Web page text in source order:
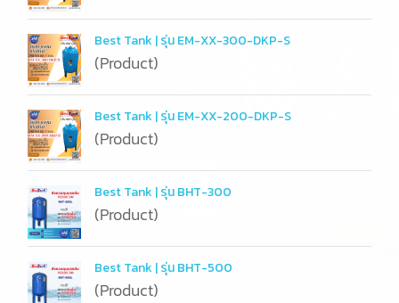
Best Tank | รุ่น EM-XX-300-DKP-S
(Product)
Best Tank | รุ่น EM-XX-200-DKP-S
(Product)
Best Tank | รุ่น BHT-300
(Product)
Best Tank | รุ่น BHT-500
(Product)